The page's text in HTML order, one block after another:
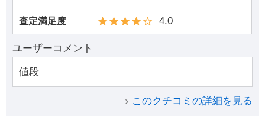
査定満足度 4.0
ユーザーコメント
値段
このクチコミの詳細を見る